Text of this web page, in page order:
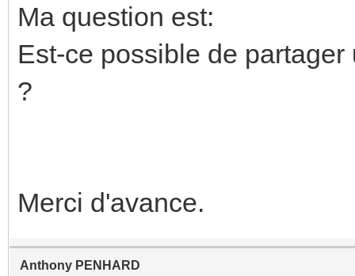
Ma question est:
Est-ce possible de
?
Merci d'avance.
Anthony PENHARD